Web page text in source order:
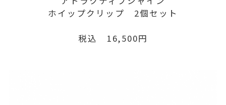
ホイップクリップ 2個セット
税込 16,500円